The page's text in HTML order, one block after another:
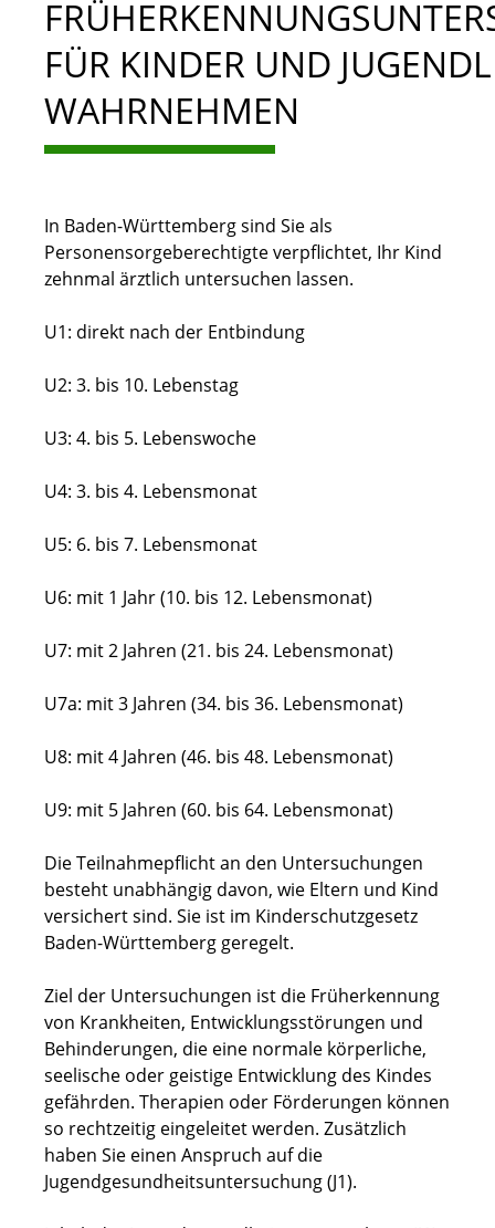
FÜR KINDER UND
WAHRNEHMEN
In Baden-Württemberg sind Sie als
Personensorgeberechtigte verpflichtet, Ihr Kind
zehnmal ärztlich untersuchen lassen.
U1: direkt nach der Entbindung
U2: 3. bis 10. Lebenstag
U3: 4. bis 5. Lebenswoche
U4: 3. bis 4. Lebensmonat
U5: 6. bis 7. Lebensmonat
U6: mit 1 Jahr (10. bis 12. Lebensmonat)
U7: mit 2 Jahren (21. bis 24. Lebensmonat)
U7a: mit 3 Jahren (34. bis 36. Lebensmonat)
U8: mit 4 Jahren (46. bis 48. Lebensmonat)
U9: mit 5 Jahren (60. bis 64. Lebensmonat)
Die Teilnahmepflicht an den Untersuchungen
besteht unabhängig davon, wie Eltern und Kind
versichert sind. Sie ist im Kinderschutzgesetz
Baden-Württemberg geregelt.
Ziel der Untersuchungen ist die Früherkennung
von Krankheiten, Entwicklungsstörungen und
Behinderungen, die eine normale körperliche,
seelische oder geistige Entwicklung des Kindes
gefährden. Therapien oder Förderungen können
so rechtzeitig eingeleitet werden. Zusätzlich
haben Sie einen Anspruch auf die
Jugendgesundheitsuntersuchung (J1).